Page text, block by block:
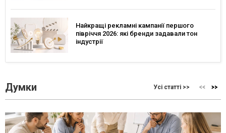
Найкращі рекламні кампанії першого
півріччя 2026: які бренди задавали тон
індустрії
Думки Усі статті >>